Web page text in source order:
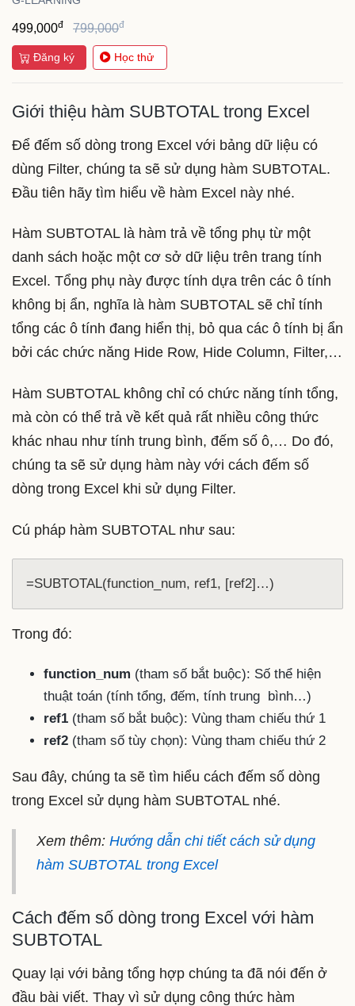
499,000đ 799,000đ
Đăng ký Học thử
Giới thiệu hàm SUBTOTAL trong Excel
Để đếm số dòng trong Excel với bảng dữ liệu có
dùng Filter, chúng ta sẽ sử dụng hàm SUBTOTAL.
Đầu tiên hãy tìm hiểu về hàm Excel này nhé.
Hàm SUBTOTAL là hàm trả về tổng phụ từ một
danh sách hoặc một cơ sở dữ liệu trên trang tính
Excel. Tổng phụ này được tính dựa trên các ô tính
không bị ẩn, nghĩa là hàm SUBTOTAL sẽ chỉ tính
tổng các ô tính đang hiển thị, bỏ qua các ô tính bị ẩn
bởi các chức năng Hide Row, Hide Column, Filter,…
Hàm SUBTOTAL không chỉ có chức năng tính tổng,
mà còn có thể trả về kết quả rất nhiều công thức
khác nhau như tính trung bình, đếm số ô,… Do đó,
chúng ta sẽ sử dụng hàm này với cách đếm số
dòng trong Excel khi sử dụng Filter.
Cú pháp hàm SUBTOTAL như sau:
=SUBTOTAL(function_num, ref1, [ref2]…)
Trong đó:
function_num (tham số bắt buộc): Số thể hiện
thuật toán (tính tổng, đếm, tính trung bình…)
ref1 (tham số bắt buộc): Vùng tham chiếu thứ 1
ref2 (tham số tùy chọn): Vùng tham chiếu thứ 2
Sau đây, chúng ta sẽ tìm hiểu cách đếm số dòng
trong Excel sử dụng hàm SUBTOTAL nhé.
Xem thêm: Hướng dẫn chi tiết cách sử dụng
hàm SUBTOTAL trong Excel
Cách đếm số dòng trong Excel với hàm
SUBTOTAL
Quay lại với bảng tổng hợp chúng ta đã nói đến ở
đầu bài viết. Thay vì sử dụng công thức hàm